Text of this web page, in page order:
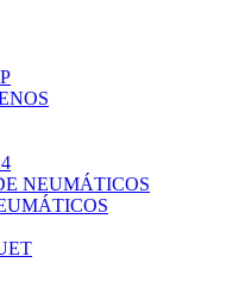
NEUMÁTICOS